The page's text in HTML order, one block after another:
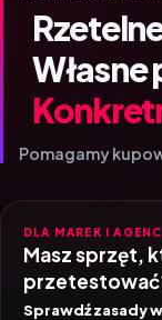
Pomagamy
DLA MAREK I
Masz sprzęt,
Sprawdź zasady